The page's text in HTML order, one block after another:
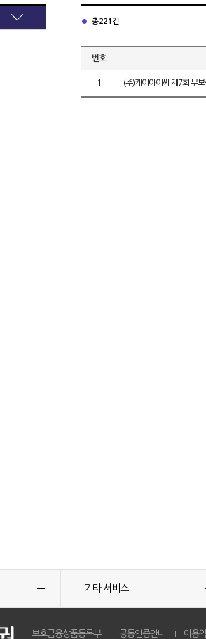
총 221건
번호
1 (주)케이아이씨 제7회 무
기타 서비스
보호금융상품등록부 공동인증안내 이용